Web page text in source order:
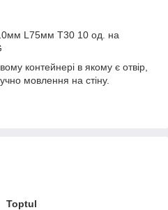
L75мм T30 10 од. на
контейнері в якому є отвір,
мовлення на стіну.
Toptul